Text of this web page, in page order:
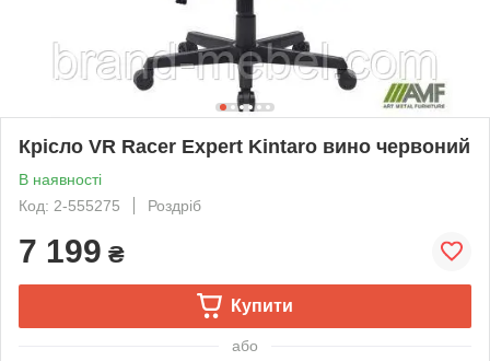
Крісло VR Racer Expert Kintaro вино червоний
В наявності
Код: 2-555275
Роздріб
7 199 ₴
Купити
або